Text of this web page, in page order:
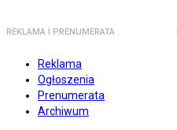
REKLAMA I PRENUMERATA
Reklama
Ogłoszenia
Prenumerata
Archiwum